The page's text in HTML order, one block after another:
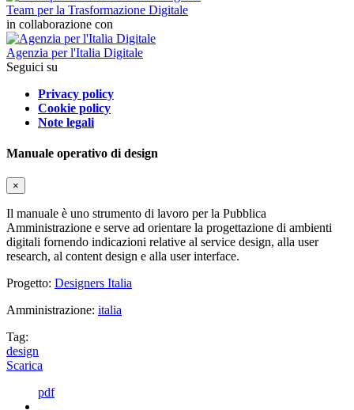
Team per la Trasformazione Digitale
in collaborazione con
Agenzia per l'Italia Digitale
Seguici su
Privacy policy
Cookie policy
Note legali
Manuale operativo di design
×
Il manuale è uno strumento di lavoro per la Pubblica
Amministrazione e serve ad orientare la progettazione di ambienti
digitali fornendo indicazioni relative al service design, alla user
research, al content design e alla user interface.
Progetto: Designers Italia
Amministrazione: italia
Tag:
design
Scarica
pdf